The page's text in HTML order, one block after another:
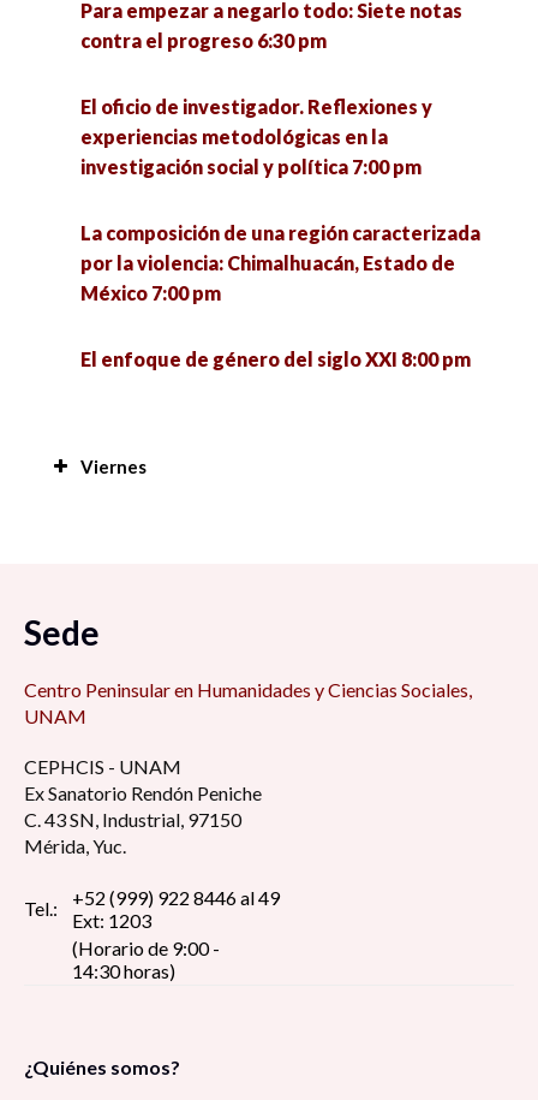
Para empezar a negarlo todo: Siete notas
contra el progreso 6:30 pm
El oficio de investigador. Reflexiones y
experiencias metodológicas en la
investigación social y política 7:00 pm
La composición de una región caracterizada
por la violencia: Chimalhuacán, Estado de
México 7:00 pm
El enfoque de género del siglo XXI 8:00 pm
Viernes
Foro de Modelo de administración estratégica
regreso a las aulas ¿Qué hacer con la
virtualidad? 8:30 am
La perspectiva estudiantil universitaria en
tiempos de pandemia: reflexión y debate 8:30
am
Pin up girls, construcción del estereotipo de la
Sede
Centro Peninsular en Humanidades y Ciencias Sociales,
UNAM
CEPHCIS - UNAM
Ex Sanatorio Rendón Peniche
C. 43 SN, Industrial, 97150
Mérida, Yuc.
Tel.:
+52 (999) 922 8446 al 49
Ext: 1203
(Horario de 9:00 -
14:30 horas)
¿Quiénes somos?